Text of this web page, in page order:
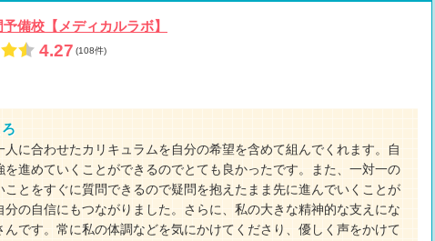
備校【メディカルラボ】
4.27 (108件)
人に合わせたカリキュラムを自分の希望を含めて組んでくれます。自
進めていくことができるのでとても良かったです。また、一対一の
とをすぐに質問できるので疑問を抱えたまま先に進んでいくことが
分の自信にもつながりました。さらに、私の大きな精神的な支えにな
んです。常に私の体調などを気にかけてくださり、優しく声をかけて